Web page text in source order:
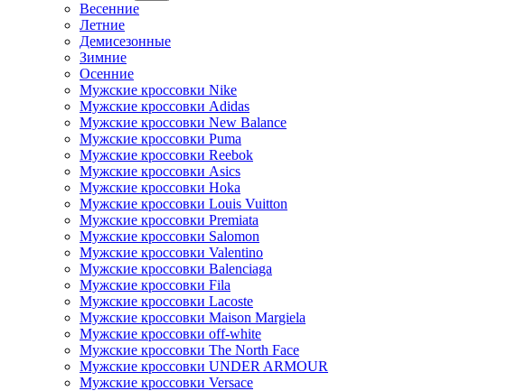
Весенние
Летние
Демисезонные
Зимние
Осенние
Мужские кроссовки Nike
Мужские кроссовки Adidas
Мужские кроссовки New Balance
Мужские кроссовки Puma
Мужские кроссовки Reebok
Мужские кроссовки Asics
Мужские кроссовки Hoka
Мужские кроссовки Louis Vuitton
Мужские кроссовки Premiata
Мужские кроссовки Salomon
Мужские кроссовки Valentino
Мужские кроссовки Balenciaga
Мужские кроссовки Fila
Мужские кроссовки Lacoste
Мужские кроссовки Maison Margiela
Мужские кроссовки off-white
Мужские кроссовки The North Face
Мужские кроссовки UNDER ARMOUR
Мужские кроссовки Versace